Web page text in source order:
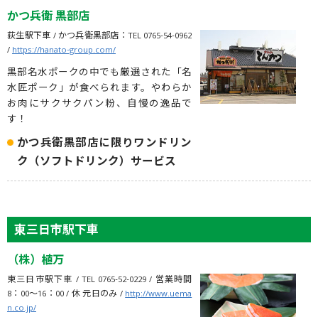
かつ兵衛 黒部店
荻生駅下車 / かつ兵衛黒部店：TEL 0765-54-0962
/https://hanato-group.com/
黒部名水ポークの中でも厳選された「名
水匠ポーク」が食べられます。やわらか
お肉にサクサクパン粉、自慢の逸品で
す！
かつ兵衛黒部店に限りワンドリン
ク（ソフトドリンク）サービス
東三日市駅下車
（株）植万
東三日市駅下車 / TEL 0765-52-0229 / 営業時間
8：00〜16：00 / 休 元日のみ /http://www.uema
n.co.jp/